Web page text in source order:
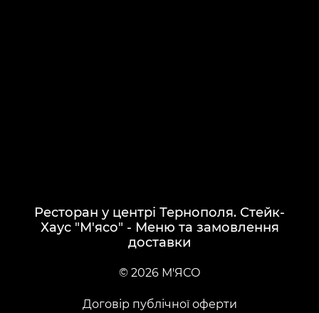
Ресторан у центрі Тернополя. Стейк-
Хаус "М'ясо" - Меню та замовлення
доставки
© 2026 М'ЯСО
Договір публічної оферти